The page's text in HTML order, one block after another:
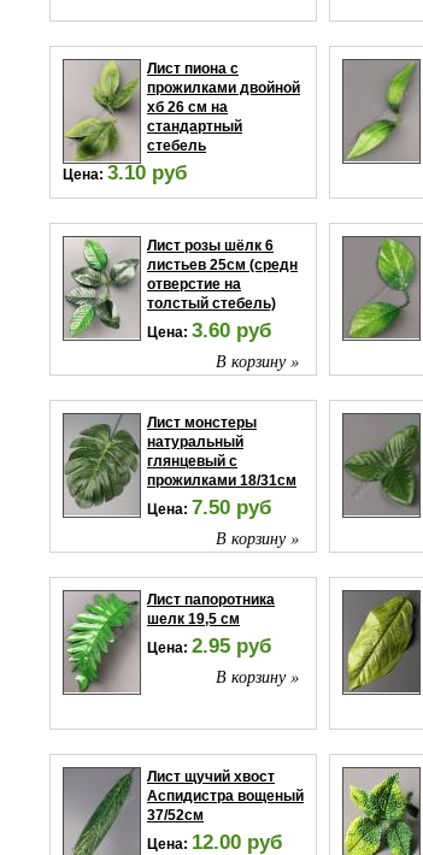
Лист пиона с
прожилками двойной
хб 26 см на
стандартный
стебель
Цена: 3.10 руб
В корзину »
Лист розы шёлк 6
листьев 25см (средн
отверстие на
толстый стебель)
Цена: 3.60 руб
В корзину »
Лист монстеры
натуральный
глянцевый с
прожилками 18/31см
Цена: 7.50 руб
В корзину »
Лист папоротника
шелк 19,5 см
Цена: 2.95 руб
В корзину »
Лист щучий хвост
Аспидистра вощеный
37/52см
Цена: 12.00 руб